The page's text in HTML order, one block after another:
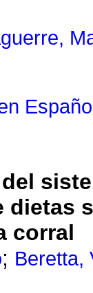
dietas
corral
; Beretta,